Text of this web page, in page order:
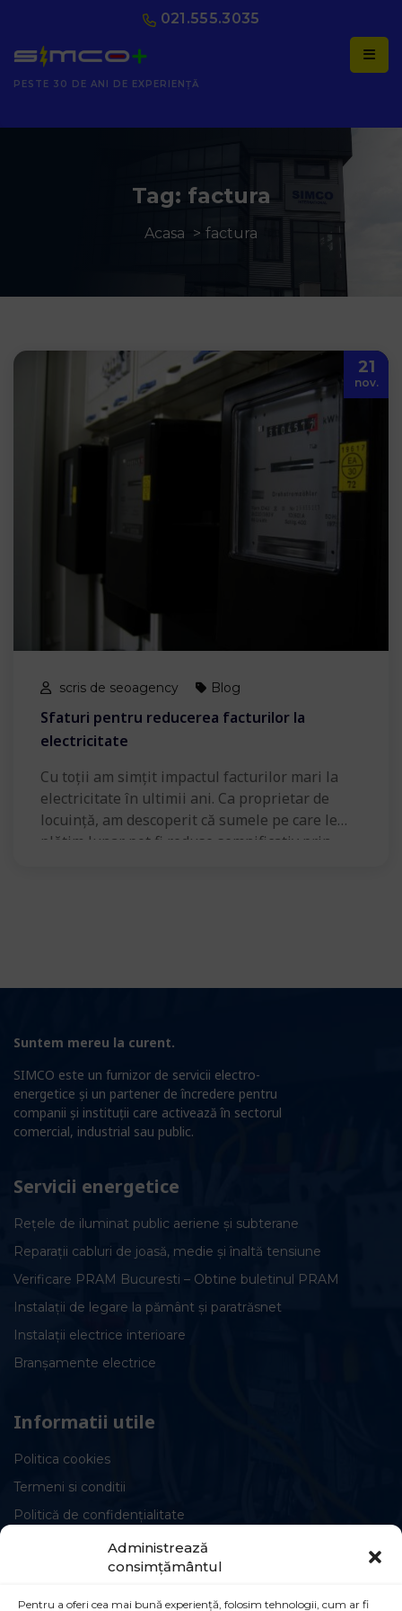
Administrează
consimțământul
Pentru a oferi cea mai bună experiență, folosim tehnologii, cum ar fi
021.555.3035
PESTE 30 DE ANI DE EXPERIENȚĂ
Tag: factura
Acasa factura
21
nov.
scris de seoagency Blog
Sfaturi pentru reducerea facturilor la
electricitate
Cu toții am simțit impactul facturilor mari la
electricitate în ultimii ani. Ca proprietar de
locuință, am descoperit că sumele pe care le
plătim lunar pot fi reduse semnificativ prin
Suntem mereu la curent.
SIMCO este un furnizor de servicii electro-
energetice și un partener de încredere pentru
companii și instituții care activează în sectorul
comercial, industrial sau public.
Servicii energetice
Rețele de iluminat public aeriene și subterane
Reparații cabluri de joasă, medie și înaltă tensiune
Verificare PRAM Bucuresti – Obtine buletinul PRAM
Instalații de legare la pământ și paratrăsnet
Instalații electrice interioare
Branșamente electrice
Informatii utile
Politica cookies
Termeni si conditii
Politică de confidențialitate